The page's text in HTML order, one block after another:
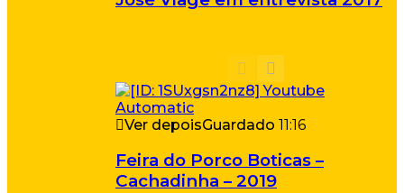
Ver depoisGuardado 11:16
Feira do Porco Boticas –
Cachadinha – 2019